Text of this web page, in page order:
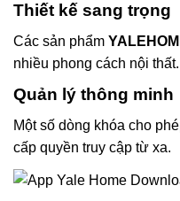
Thiết kế sang trọng
Các sản phẩm
nhiều phong cách nội thất.
Quản lý thông minh
Một số dòng khóa cho
cấp quyền truy cập từ xa.